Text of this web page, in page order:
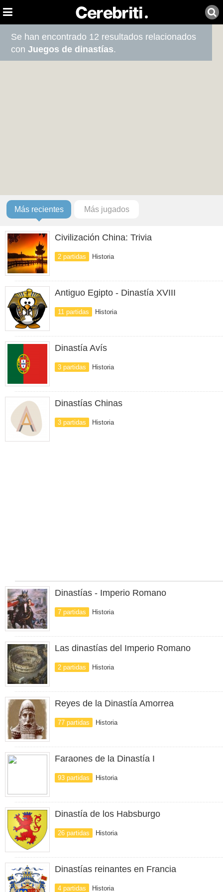
Se han encontrado 12 resultados relacionados
conJuegos de dinastías.
Más recientes Más jugados
Civilización China: Trivia
2 partidas Historia
Antiguo Egipto - Dinastía XVIII
11 partidas Historia
Dinastía Avís
3 partidas Historia
Dinastías Chinas
3 partidas Historia
Dinastías - Imperio Romano
7 partidas Historia
Las dinastías del Imperio Romano
2 partidas Historia
Reyes de la Dinastía Amorrea
77 partidas Historia
Faraones de la Dinastía I
93 partidas Historia
Dinastía de los Habsburgo
26 partidas Historia
Dinastías reinantes en Francia
4 partidas Historia